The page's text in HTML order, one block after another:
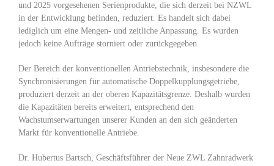
und 2025 vorgesehenen Serienprodukte, die sich derzeit bei NZWL
in der Entwicklung befinden, reduziert. Es handelt sich dabei
lediglich um eine Mengen- und zeitliche Anpassung. Es wurden
jedoch keine Aufträge storniert oder zurückgegeben.
Der Bereich der konventionellen Antriebstechnik, insbesondere die
Synchronisierungen für automatische Doppelkupplungsgetriebe,
produziert derzeit an der oberen Kapazitätsgrenze. Deshalb wurden
die Kapazitäten bereits erweitert, entsprechend den
Wachstumserwartungen unserer Kunden an den sich geänderten
Markt für konventionelle Antriebe.
Dr. Hubertus Bartsch, Geschäftsführer der Neue ZWL Zahnradwerk